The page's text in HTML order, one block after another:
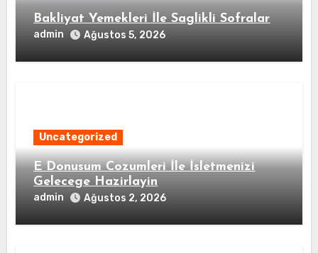
Bakliyat Yemekleri İle Saglikli Sofralar
admin Ağustos 5, 2026
Uncategorized
E Donusum Cozumleri İle İsletmenizi
Gelecege Hazirlayin
admin Ağustos 2, 2026